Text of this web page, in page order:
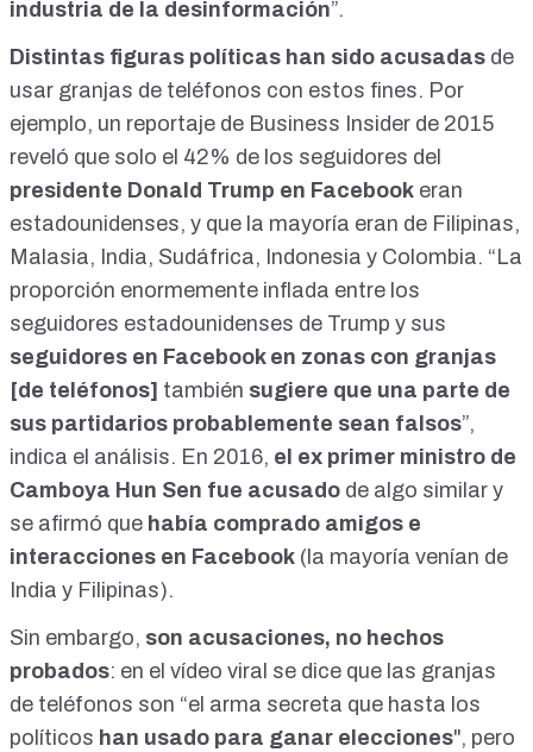
industria de la desinformación”.
Distintas figuras políticas han sido acusadas de
usar granjas de teléfonos con estos fines. Por
ejemplo, un reportaje de Business Insider de 2015
reveló que solo el 42% de los seguidores del
presidente Donald Trump en Facebook eran
estadounidenses, y que la mayoría eran de Filipinas,
Malasia, India, Sudáfrica, Indonesia y Colombia. “La
proporción enormemente inflada entre los
seguidores estadounidenses de Trump y sus
seguidores en Facebook en zonas con granjas
[de teléfonos] también sugiere que una parte de
sus partidarios probablemente sean falsos”,
indica el análisis. En 2016, el ex primer ministro de
Camboya Hun Sen fue acusado de algo similar y
se afirmó que había comprado amigos e
interacciones en Facebook (la mayoría venían de
India y Filipinas).
Sin embargo, son acusaciones, no hechos
probados: en el vídeo viral se dice que las granjas
de teléfonos son “el arma secreta que hasta los
políticos han usado para ganar elecciones", pero